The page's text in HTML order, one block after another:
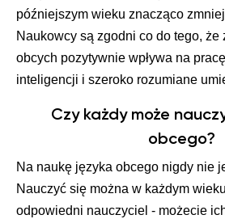
późniejszym wieku znacząco
Naukowcy są zgodni co do tego,
obcych pozytywnie wpływa na
inteligencji i szeroko rozumiane
Czy każdy może
obcego?
Na naukę języka obcego nigdy nie
Nauczyć się można w każdym
odpowiedni nauczyciel - możecie